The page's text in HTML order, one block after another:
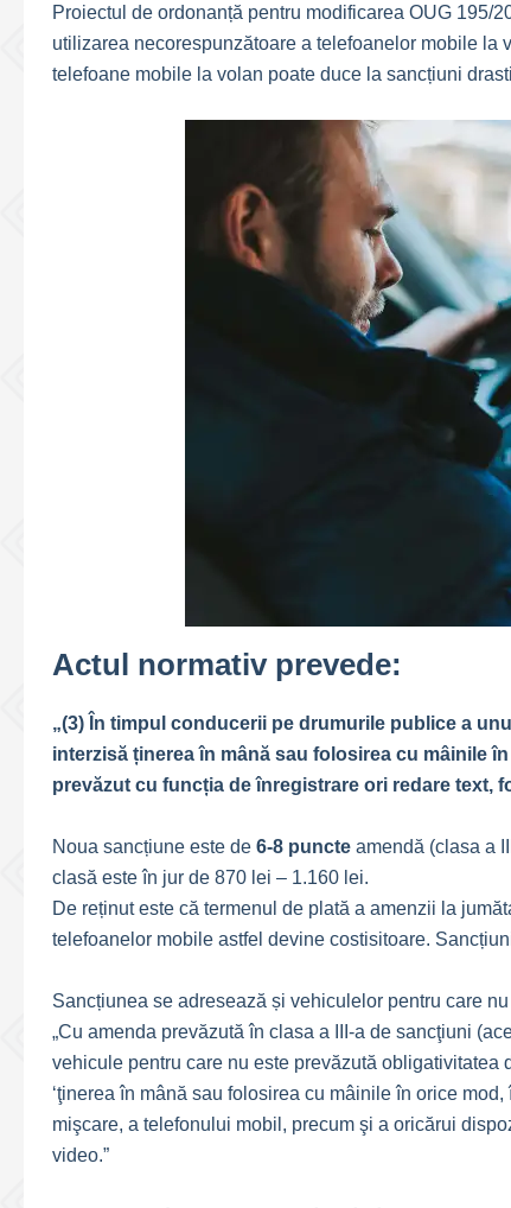
Proiectul de ordonanță pentru modificarea OUG 195/
utilizarea necorespunzătoare a telefoanelor mobile
telefoane mobile la volan poate duce la sancțiuni
Actul normativ prevede:
„(3) În timpul conducerii pe drumurile publice a
interzisă ținerea în mână sau folosirea cu mâinile
prevăzut cu funcția de înregistrare ori redare text,
Noua sancțiune este de 6-8 puncte amendă (clasa a
clasă este în jur de 870 lei – 1.160 lei.
De reținut este că termenul de plată a amenzii la
telefoanelor mobile astfel devine costisitoare.
Sancțiunea se adresează și vehiculelor pentru care
„Cu amenda prevăzută în clasa a III-a de sancţiuni
vehicule pentru care nu este prevăzută
‘ţinerea în mână sau folosirea cu mâinile în orice
mişcare, a telefonului mobil, precum şi a oricărui
video.”